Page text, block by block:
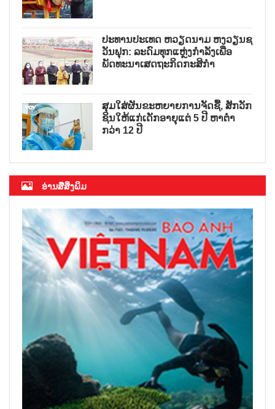
ປະທານປະເທດ ຫວຽດນາມ ຫງວຽນຊ
ວັນຟຸກ: ລະດົມທຸກແຫຼ່ງກຳລັງເພື່ອ
ພັດທະນາເສດຖະກິດກະສິກຳ
ສຸມໃສ່ຜັນຂະຫຍາຍການຈັດຊື້, ສັກວັກ
ຊິນໃຫ້ແກ່ເດັກອາຍຸແຕ່ 5 ປີ ຫາຕ່ຳ
ກວ່າ 12 ປີ
ອ່ານສື່ສິ່ງພິມ